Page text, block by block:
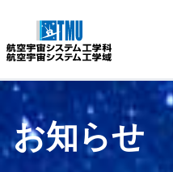
お知らせ